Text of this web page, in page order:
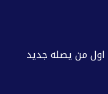
اول من يصله جديد